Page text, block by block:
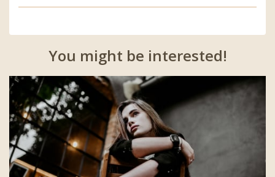
You might be interested!